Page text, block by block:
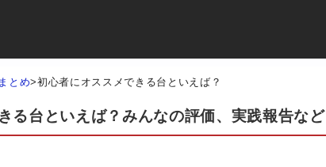
とめ>初心者にオススメできる台といえば？
る台といえば？みんなの評価、実践報告など